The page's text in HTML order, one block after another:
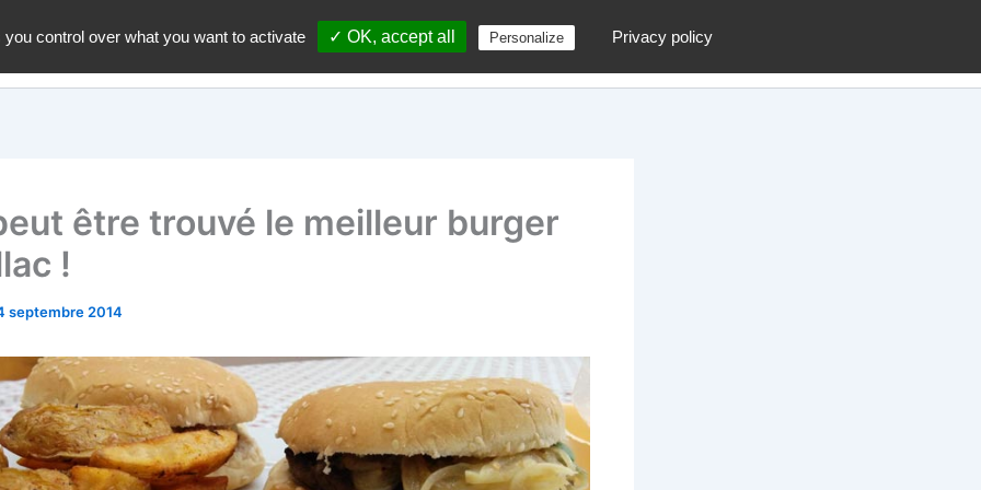
Accueil A propos du blog Contactez moi ! Archives
être trouvé le meilleur burger
!
septembre 2014
control over what you want to activate ✓ OK, accept all Personalize Privacy policy